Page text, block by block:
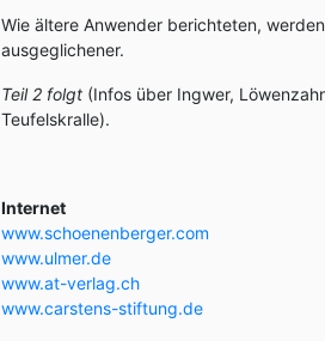
Wie ältere Anwender berichteten,
ausgeglichener.
Teil 2 folgt (Infos über Ingwer,
Teufelskralle).
Internet
www.schoenenberger.com
www.ulmer.de
www.at-verlag.ch
www.carstens-stiftung.de